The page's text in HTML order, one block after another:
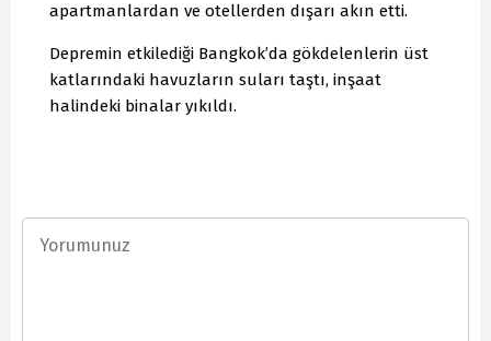
apartmanlardan ve otellerden dışarı akın etti.
Depremin etkilediği Bangkok’da gökdelenlerin üst
katlarındaki havuzların suları taştı, inşaat
halindeki binalar yıkıldı.